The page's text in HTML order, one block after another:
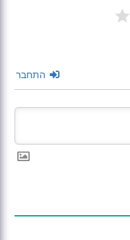
התחבר